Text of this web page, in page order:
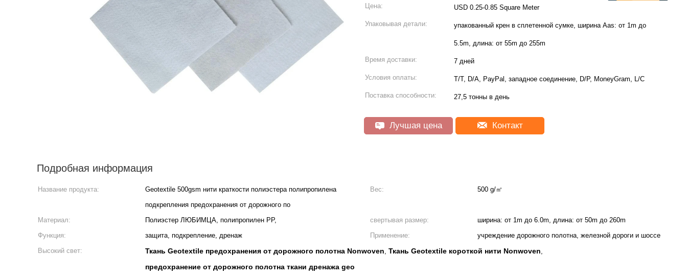
Цена: USD 0.25-0.85 Square Meter
Упаковывая детали: упакованный крен в сплетенной сумке, ширина Aas: от 1m до
5.5m, длина: от 55m до 255m
Время доставки: 7 дней
Условия оплаты: T/T, D/A, PayPal, западное соединение, D/P, MoneyGram, L/C
Поставка способности: 27,5 тонны в день
Лучшая цена Контакт
Подробная информация
Название продукта:
Geotextile 500gsm нити краткости полиэстера полипропилена
подкрепления предохранения от дорожного по
Вес: 500 g/㎡
Материал: Полиэстер ЛЮБИМЦА, полипропилен PP, свертывая размер:
ширина: от 1m до 6.0m, длина: от 50m до 260m
Функция:
защита, подкрепление, дренаж Применение:
учреждение дорожного полотна, железной дороги и шоссе
Высокий свет:
Ткань Geotextile предохранения от дорожного полотна Nonwoven, Ткань Geotextile короткой нити Nonwoven,
предохранение от дорожного полотна ткани дренажа geo